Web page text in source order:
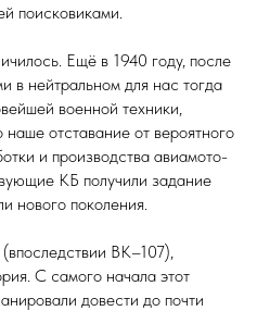
поисковиками.
Ещё в 1940 го­ду, после
в нейтральном для нас тогда
военной техники,
отставание от вероятного
и производства авиа­мо­то­
КБ получили задание
нового поколения.
ВК–107),
С самого начала этот
довести до почти